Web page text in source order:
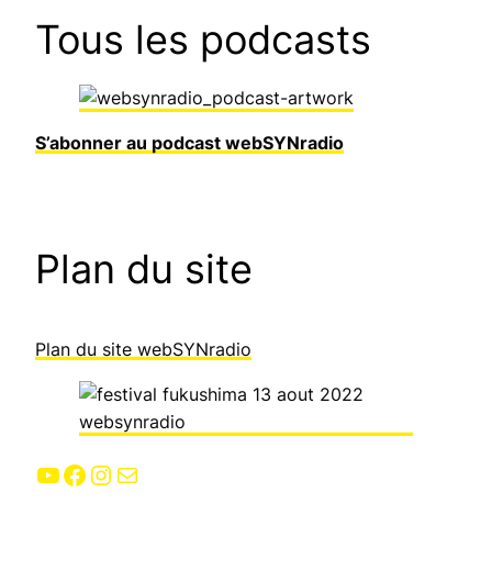
Tous les podcasts
S’abonner au podcast webSYNradio
Plan du site
Plan du site webSYNradio
YouTube Facebook Instagram E-mail